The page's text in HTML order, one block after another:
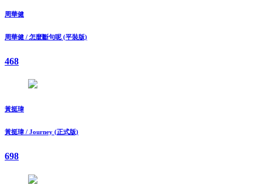
周華健
周華健 / 怎麼斷句呢 (平裝版)
468
黃挺瑋
黃挺瑋 / Journey (正式版)
698